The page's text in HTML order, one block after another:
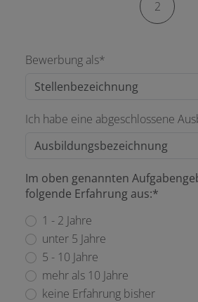
2
Bewerbung als*
Ich habe eine abgeschlossene
Im oben genannten
folgende Erfahrung aus:*
1 - 2 Jahre
unter 5 Jahre
5 - 10 Jahre
mehr als 10 Jahre
keine Erfahrung bisher